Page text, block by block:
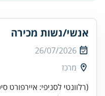
אנשי/נשות מכירה
26/07/2026
מרכז
(רלוונטי לסניפי: איירפורט